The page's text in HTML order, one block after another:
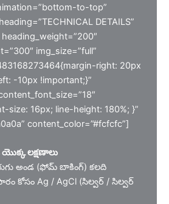
to-top”
DETAILS”
img_size=”full”
right: 20px
-10px !important;}”
size: 16px; line-height: 180%; }”
content_color=”#fcfcfc”]
యొక్క లక్షణాలు
అండ (ఫోమ్ బాకింగ్) కలది
కోసం Ag / AgCl (సిల్వర్ / సిల్వర్